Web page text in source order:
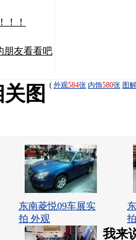
！！
朋友看看吧
( 外观584张 内饰580张 图解
图
东南菱悦09车展实
拍 外观
我来